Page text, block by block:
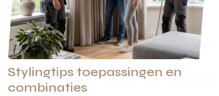
Stylingtips toepassingen en
combinaties